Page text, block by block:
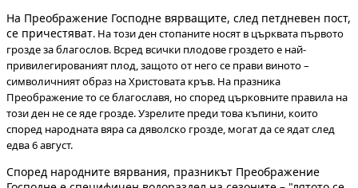
На Преображение Господне вярващите, след петдневен пост,
се причестяват. На този ден стопаните носят в църквата първото
грозде за благослов. Всред всички плодове гроздето е най-
привилегированият плод, защото от него се прави виното –
символичният образ на Христовата кръв. На празника
Преображение то се благославя, но според църковните правила на
този ден не се яде грозде. Узрелите преди това къпини, които
според народната вяра са дяволско грозде, могат да се ядат след
едва 6 август.
Според народните вярвания, празникът Преображение